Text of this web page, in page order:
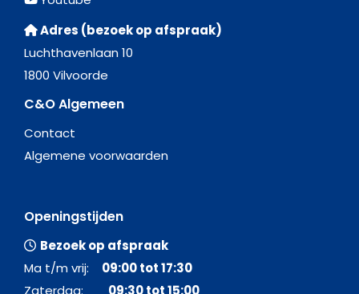
Adres (bezoek op afspraak)
Luchthavenlaan 10
1800 Vilvoorde
C&O Algemeen
Contact
Algemene voorwaarden
Openingstijden
Bezoek op afspraak
Ma t/m vrij: 09:00 tot 17:30
Zaterdag: 09:30 tot 15:00